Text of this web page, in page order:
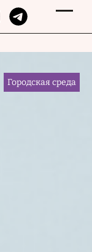
Городская среда